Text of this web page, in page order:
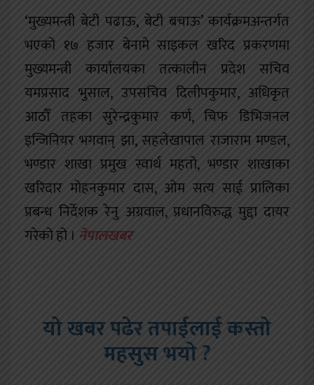
‘मुख्यमन्त्री बेटी पढाऊ, बेटी बचाऊ’ कार्यक्रमअन्तर्गत
भएको १७ हजार बेनामे साइकल खरिद प्रकरणमा
मुख्यमन्त्री कार्यालयका तत्कालीन प्रदेश सचिव
यमप्रसाद भुसाल, उपसचिव दिलीपकुमार, अधिकृत
आठौँ तहका सुरेन्द्रकुमार कर्ण, चिफ डिभिजनल
इन्जिनियर भगवान् झा, सहलेखापाल राजाराम मण्डल,
भण्डार शाखा प्रमुख स्वार्थ महतो, भण्डार शाखाका
खरिदार मोहनकुमार दास, ओम सत्य साई प्रालिका
प्रबन्ध निर्देशक रेनु अग्रवाल, प्रधानविरुद्ध मुद्दा दायर
गरेको हो । नेपालखबर
यो खबर पढेर तपाईलाई कस्तो
महसुस भयो ?